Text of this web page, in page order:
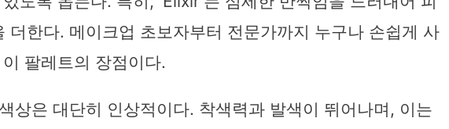
더한다. 메이크업 초보자부터 전문가까지 누구나 손쉽게 사
팔레트의 장점이다.
상은 대단히 인상적이다. 착색력과 발색이 뛰어나며, 이는